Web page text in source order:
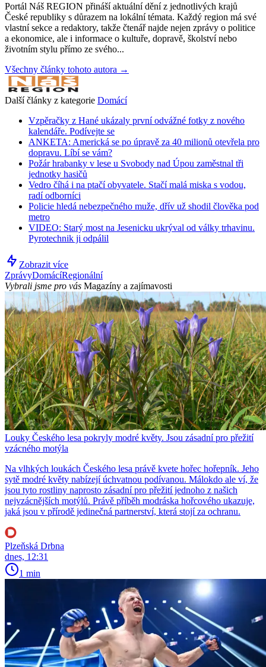
Portál Náš REGION přináší aktuální dění z jednotlivých krajů
České republiky s důrazem na lokální témata. Každý region má své
vlastní sekce a redaktory, takže čtenář najde nejen zprávy o politice
a ekonomice, ale i informace o kultuře, dopravě, školství nebo
životním stylu přímo ze svého...
Všechny články tohoto autora →
Další články z kategorie Domácí
Vzpěračky z Hané ukázaly první odvážné fotky z nového
kalendáře. Podívejte se
ANKETA: Americká se po úpravě za 40 milionů otevřela pro
dopravu. Líbí se vám?
Požár hrabanky v lese u Svobody nad Úpou zaměstnal tři
jednotky hasičů
Vedro číhá i na ptačí obyvatele. Stačí malá miska s vodou,
radí odborníci
Policie hledá nebezpečného muže, dřív už shodil člověka pod
metro
VIDEO: Starý most na Jesenicku ukrýval od války trhavinu.
Pyrotechnik ji odpálil
Zobrazit více
ZprávyDomácíRegionální
Vybrali jsme pro vás Magazíny a zajímavosti
Louky Českého lesa pokryly modré květy. Jsou zásadní pro přežití
vzácného motýla
Na vlhkých loukách Českého lesa právě kvete hořec hořepník. Jeho
sytě modré květy nabízejí úchvatnou podívanou. Málokdo ale ví, že
jsou tyto rostliny naprosto zásadní pro přežití jednoho z našich
nejvzácnějších motýlů. Právě příběh modráska hořcového ukazuje,
jaká jsou v přírodě jedinečná partnerství, která stojí za ochranu.
Plzeňská Drbna
dnes, 12:31
1 min